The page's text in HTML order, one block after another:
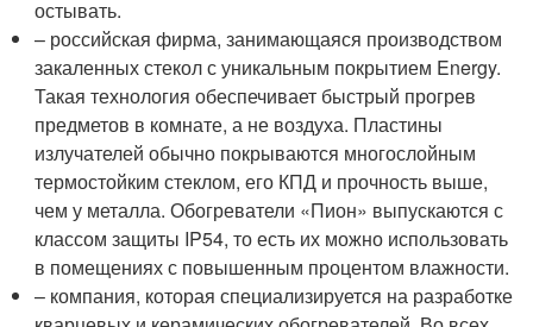
остывать.
– российская фирма, занимающаяся производством
закаленных стекол с уникальным покрытием Energy.
Такая технология обеспечивает быстрый прогрев
предметов в комнате, а не воздуха. Пластины
излучателей обычно покрываются многослойным
термостойким стеклом, его КПД и прочность выше,
чем у металла. Обогреватели «Пион» выпускаются с
классом защиты IP54, то есть их можно использовать
в помещениях с повышенным процентом влажности.
– компания, которая специализируется на разработке